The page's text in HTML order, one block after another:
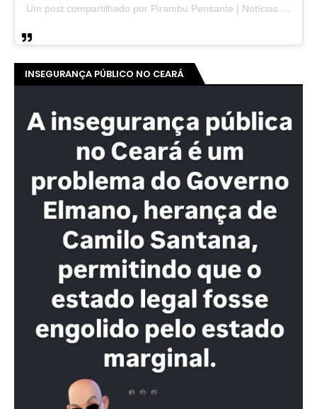
Um post compartilhado por Pirambu Pensante | Notícias & Entretenimento (@pirambupensante)
INSEGURANÇA PÚBLICO NO CEARÁ